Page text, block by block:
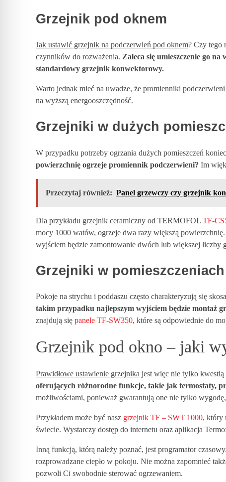
i
e
s
z
c
z
e
n
i
r
o
m
i
e
n
n
Grzejnik pod oknem
Jak ustawić grzejnik na podczerwień pod oknem? Czy tego
czynników do rozważenia. Zaleca się umieszczenie go na
standardowy grzejnik konwektorowy.
Warto jednak mieć na uwadze, że promienniki
na wyższą energooszczędność.
Grzejniki w dużych
W przypadku potrzeby ogrzania dużych pomieszczeń
powierzchnię ogrzeje promiennik podczerwieni? Im
Przeczytaj również: Panel grzewczy czy grzejnik
Dla przykładu grzejnik ceramiczny od TERMOFOL TF-
mocy 1000 watów, ogrzeje dwa razy większą
wyjściem będzie zamontowanie dwóch lub większej liczby
Grzejniki w
Pokoje na strychu i poddaszu często charakteryzują się
takim przypadku najlepszym wyjściem będzie montaż
znajdują się panele TF-SW350, które są odpowiednie do
Grzejnik pod okno – jaki
Prawidłowe ustawienie grzejnika jest więc nie tylko kwestią
oferujących różnorodne funkcje, takie jak termostaty,
możliwościami, ponieważ gwarantują one nie tylko
Przykładem może być nasz grzejnik TF – SWT 1000, który
świecie. Wystarczy dostęp do internetu oraz aplikacja
Inną funkcją, którą należy poznać, jest programator
rozprowadzane ciepło w pokoju. Nie można zapomnieć
pozwoli Ci swobodnie sterować ogrzewaniem.